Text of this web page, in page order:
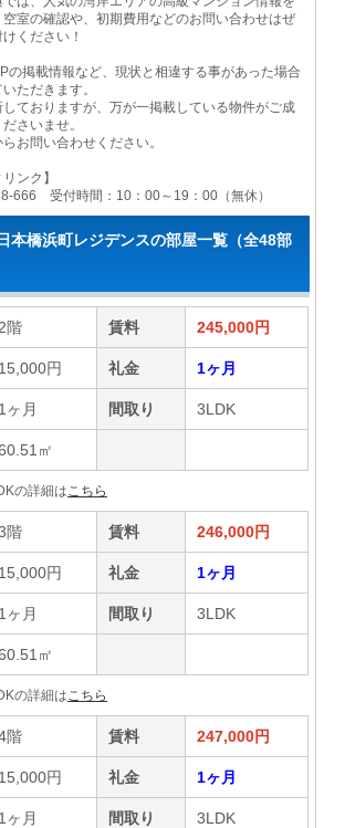
室の確認や、初期費用などのお問い合わせはぜ
ください！
の掲載情報など、現状と相違する事があった場合
ただきます。
ておりますが、万が一掲載している物件がご成
さいませ。
お問い合わせください。
ンク】
666 受付時間：10：00～19：00（無休）
本橋浜町レジデンスの部屋一覧（全48部
2階 賃料 245,000円
15,000円 礼金 1ヶ月
1ヶ月 間取り 3LDK
㎡
の詳細はこちら
階 賃料 246,000円
15,000円 礼金 1ヶ月
1ヶ月 間取り 3LDK
㎡
の詳細はこちら
階 賃料 247,000円
15,000円 礼金 1ヶ月
1ヶ月 間取り 3LDK